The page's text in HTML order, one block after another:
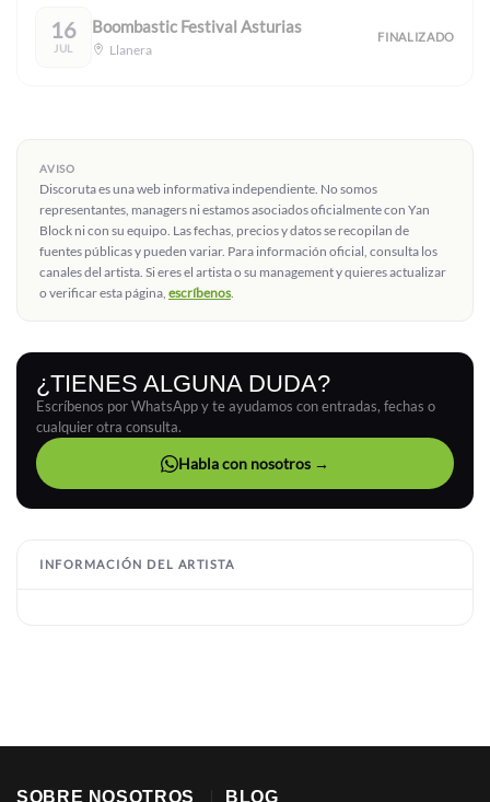
16
JUL
Boombastic Festival Asturias
Llanera
FINALIZADO
AVISO
Discoruta es una web informativa independiente. No somos
representantes, managers ni estamos asociados oficialmente con Yan
Block ni con su equipo. Las fechas, precios y datos se recopilan de
fuentes públicas y pueden variar. Para información oficial, consulta los
canales del artista. Si eres el artista o su management y quieres actualizar
o verificar esta página, escríbenos.
¿TIENES ALGUNA DUDA?
Escríbenos por WhatsApp y te ayudamos con entradas, fechas o
cualquier otra consulta.
Habla con nosotros →
INFORMACIÓN DEL ARTISTA
SOBRE NOSOTROS BLOG